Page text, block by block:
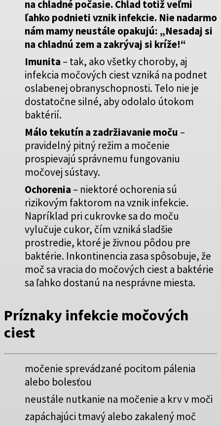
na chladné počasie. Chlad totiž veľmi
ľahko podnieti vznik infekcie. Nie nadarmo
nám mamy neustále opakujú: „Nesadaj si
na chladnú zem a zakrývaj si kríže!“
Imunita – tak, ako všetky choroby, aj
infekcia močových ciest vzniká na podnet
oslabenej obranyschopnosti. Telo nie je
dostatočne silné, aby odolalo útokom
baktérií.
Málo tekutín a zadržiavanie moču –
pravidelný pitný režim a močenie
prospievajú správnemu fungovaniu
močovej sústavy.
Ochorenia – niektoré ochorenia sú
rizikovým faktorom na vznik infekcie.
Napríklad pri cukrovke sa do moču
vylučuje cukor, čím vzniká sladšie
prostredie, ktoré je živnou pôdou pre
baktérie. Inkontinencia zasa spôsobuje, že
moč sa vracia do močových ciest a baktérie
sa ľahko dostanú na nesprávne miesta.
Príznaky infekcie močových
ciest
močenie sprevádzané pocitom pálenia
alebo bolesťou
neustále nutkanie na močenie a krv v moči
zapáchajúci tmavý alebo zakalený moč